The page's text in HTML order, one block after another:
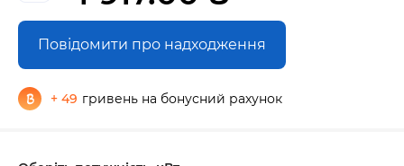
Повідомити про надходження
+ 49 гривень на бонусний рахунок